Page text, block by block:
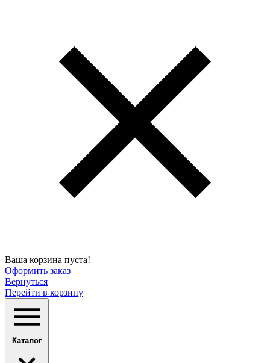
Ваша корзина пуста!
Оформить заказ
Вернуться
Перейти в корзину
Каталог